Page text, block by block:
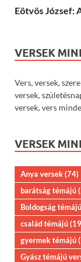
Eötvös József:
VERSEK
Vers, versek,
versek,
versek, vers
VERSEK
Anya versek(74)
barátság témájú
Boldogság
család témájú
gyermek témájú
Gyász témájú